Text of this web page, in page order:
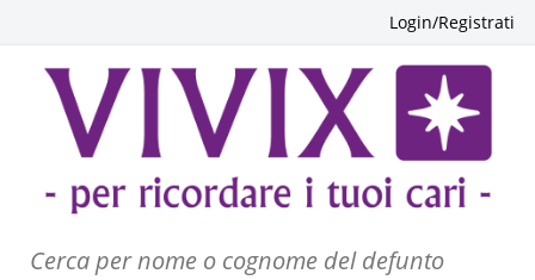
Login/Registrati